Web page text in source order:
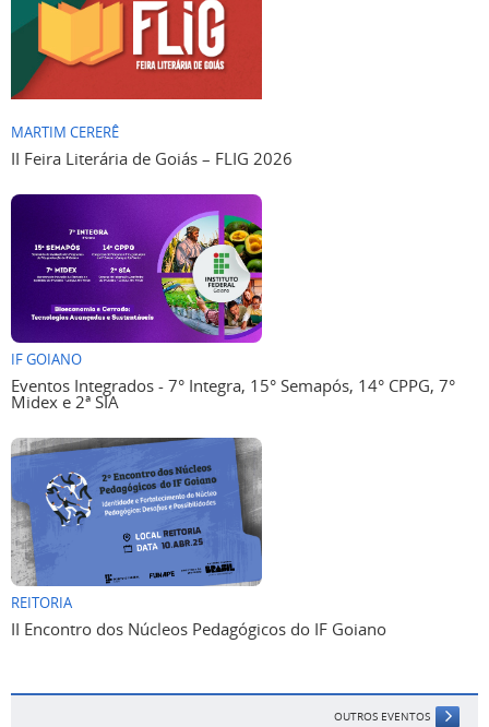
MARTIM CERERÊ
II Feira Literária de Goiás – FLIG 2026
IF GOIANO
Eventos Integrados - 7° Integra, 15° Semapós, 14° CPPG, 7°
Midex e 2ª SIA
REITORIA
II Encontro dos Núcleos Pedagógicos do IF Goiano
OUTROS EVENTOS